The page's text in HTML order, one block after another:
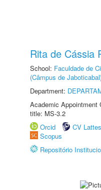
Rita de Cássia
School: Faculdade de
(Câmpus de
Department:
Academic Appointment
title: MS-3.2
Orcid
CV Lattes
Scopus
Repositório